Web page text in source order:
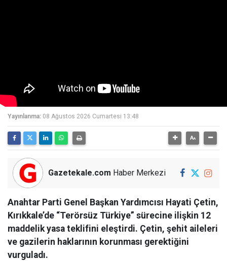
Yayınlanma: 08 Ağustos 2026 Cumartesi 13:48
Gazetekale.com Haber Merkezi
Anahtar Parti Genel Başkan Yardımcısı Hayati Çetin,
Kırıkkale’de “Terörsüz Türkiye” sürecine ilişkin 12
maddelik yasa teklifini eleştirdi. Çetin, şehit aileleri
ve gazilerin haklarının korunması gerektiğini
vurguladı.